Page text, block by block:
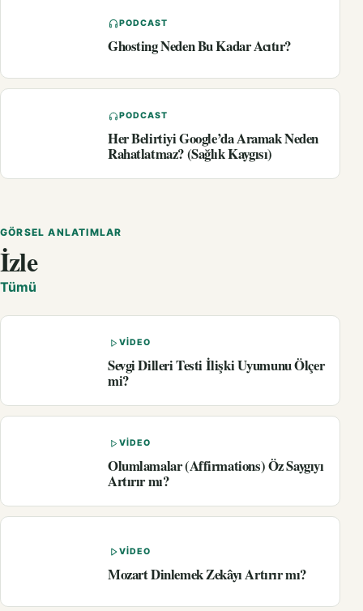
PODCAST
Ghosting Neden Bu Kadar Acıtır?
PODCAST
Her Belirtiyi Google’da Aramak Neden
Rahatlatmaz? (Sağlık Kaygısı)
GÖRSEL ANLATIMLAR
İzle
Tümü
VIDEO
Sevgi Dilleri Testi İlişki Uyumunu Ölçer
mi?
VIDEO
Olumlamalar (Affirmations) Öz Saygıyı
Artırır mı?
VIDEO
Mozart Dinlemek Zekâyı Artırır mı?